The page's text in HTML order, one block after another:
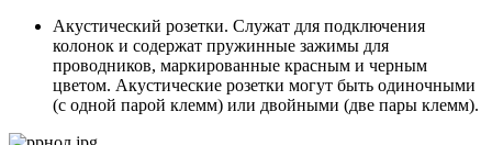
Акустический розетки. Служат для подключения
колонок и содержат пружинные зажимы для
проводников, маркированные красным и черным
цветом. Акустические розетки могут быть одиночными
(с одной парой клемм) или двойными (две пары клемм).